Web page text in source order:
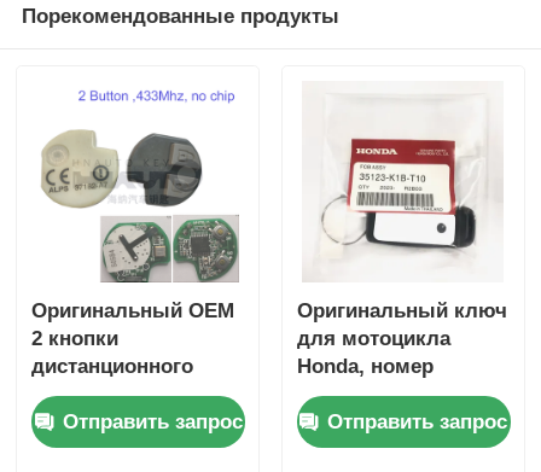
Порекомендованные продукты
Оригинальный OEM
2 кнопки
дистанционного
управления 433,87
МГц FSK для Su-zuki
Jim-ny 2005-2017 без
Отправить запрос
Оригинальный ключ
для мотоцикла
Honda, номер
детали: 35123-K1B-
T10, трехкнопочный,
FSK433.92MHz, чип
Отправить запрос